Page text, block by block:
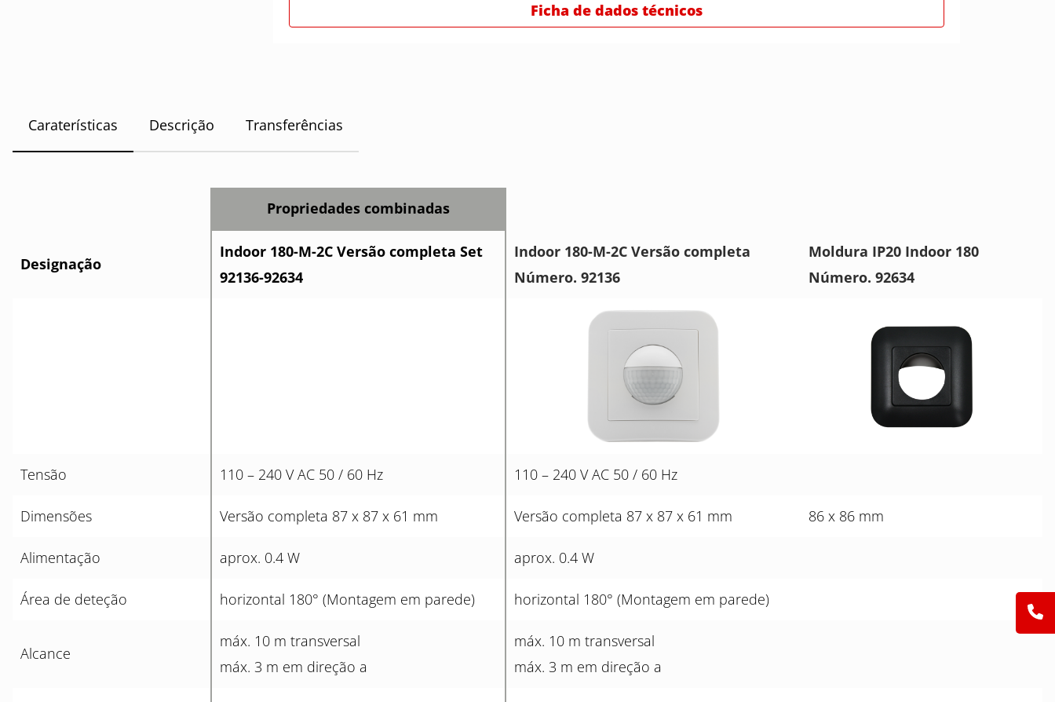
Ficha de dados técnicos
Caraterísticas Descrição Transferências
Propriedades combinadas
Designação
Indoor 180-M-2C Versão completa Set
92136-92634
Indoor 180-M-2C Versão completa
Número. 92136
Moldura IP20 Indoor 180
Número. 92634
Tensão 110 – 240 V AC 50 / 60 Hz 110 – 240 V AC 50 / 60 Hz
Dimensões Versão completa 87 x 87 x 61 mm Versão completa 87 x 87 x 61 mm 86 x 86 mm
Alimentação aprox. 0.4 W aprox. 0.4 W
Área de deteção horizontal 180° (Montagem em parede) horizontal 180° (Montagem em parede)
Alcance
máx. 10 m transversal
máx. 3 m em direção a
máx. 10 m transversal
máx. 3 m em direção a